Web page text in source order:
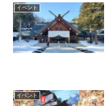
イベント
イベント